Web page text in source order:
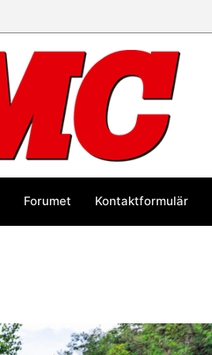
Forumet Kontaktformulär